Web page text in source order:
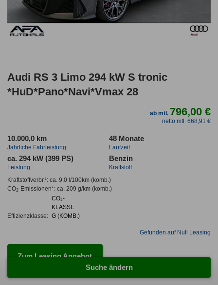
Audi RS 3 Limo 294 kW S tronic
*HuD*Pano*Navi*Vmax 28
ab mtl. 796,00 €
netto mtl. 668,91 €
10.000,0 km
Jahrliche Fahrleistung
48 Monate
Laufzeit
ca. 294 kW (399 PS)
Leistung
Benzin
Kraftstoff
Kraftstoffverbr.¹: ca. 9,0 l/100km(komb.)
CO2-Emissionen*: ca. 209 g/km(komb.)
Effizienzklasse:
CO₂-
KLASSE
G (KOMB.)
Gefunden auf Null Leasing
Zum Leasing Angebot
Suche ändern